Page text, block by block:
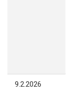
9.2.2026